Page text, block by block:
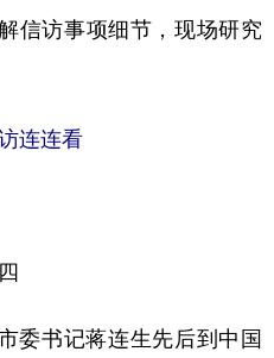
信访事项细节，现场研究
连连看
书记蒋连生先后到中国